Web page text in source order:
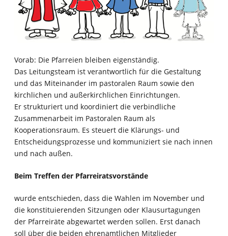
Vorab: Die Pfarreien bleiben eigenständig.
Das Leitungsteam ist verantwortlich für die Gestaltung
und das Miteinander im pastoralen Raum sowie den
kirchlichen und außerkirchlichen Einrichtungen.
Er strukturiert und koordiniert die verbindliche
Zusammenarbeit im Pastoralen Raum als
Kooperationsraum. Es steuert die Klärungs- und
Entscheidungsprozesse und kommuniziert sie nach innen
und nach außen.
Beim Treffen der Pfarreiratsvorstände
wurde entschieden, dass die Wahlen im November und
die konstituierenden Sitzungen oder Klausurtagungen
der Pfarreiräte abgewartet werden sollen. Erst danach
soll über die beiden ehrenamtlichen Mitglieder